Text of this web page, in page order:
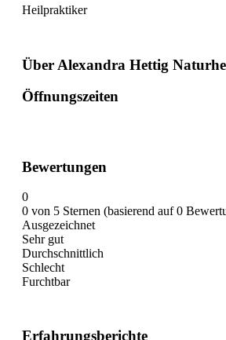
Heilpraktiker
Über Alexandra Hettig
Öffnungszeiten
Bewertungen
0
0 von 5 Sternen (basierend auf 0
Ausgezeichnet
Sehr gut
Durchschnittlich
Schlecht
Furchtbar
Erfahrungsberichte